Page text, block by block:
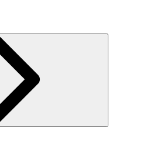
ティの取り組み（日本）
ィの取り組み（米国/英語）
ヒストリー
採用情報